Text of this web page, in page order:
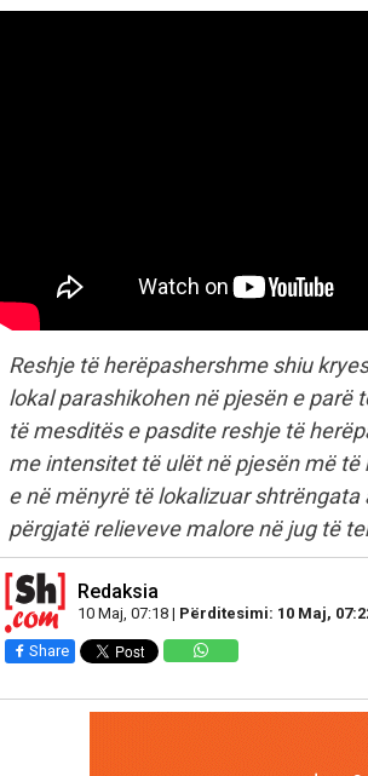
Reshje të herëpashershme shiu
lokal parashikohen në pjesën e parë
të mesditës e pasdite reshje të
me intensitet të ulët në pjesën më të
e në mënyrë të lokalizuar
përgjatë relieveve malore në jug të
Redaksia
10 Maj, 07:18 | Përditesimi: 10 Maj,
Share